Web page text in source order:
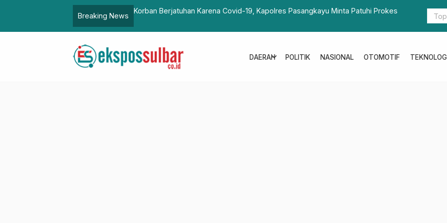
Breaking News
Kapolres Pasangkayu Minta Patuhi Prokes PILKADA DALAM KUNGKUNGAN SENTRALISTIK PARTAI
DAERAH
expand_more POLITIK NASIONAL OTOMOTIF